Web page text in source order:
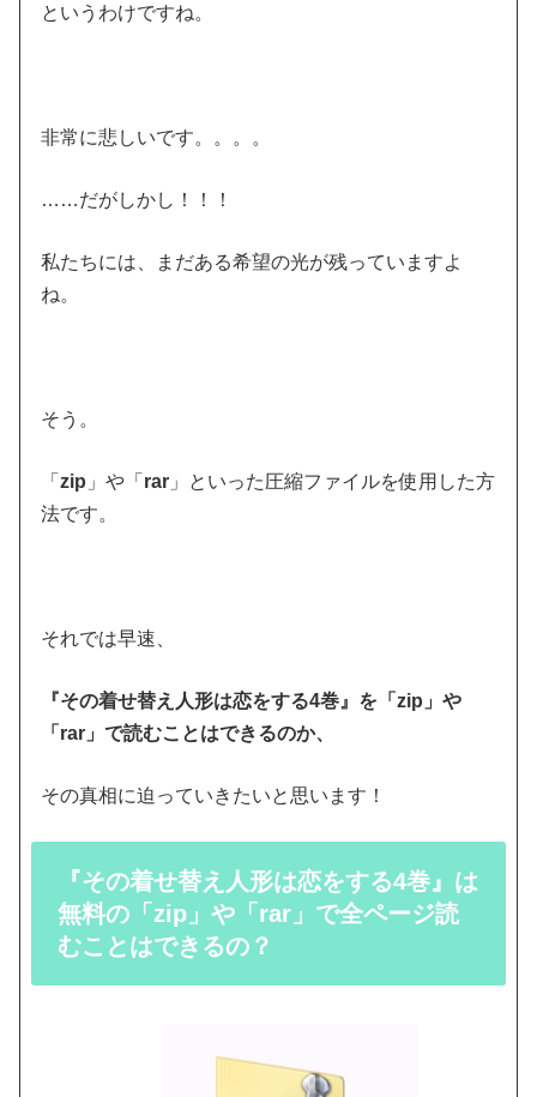
というわけですね。
非常に悲しいです。。。。
……だがしかし！！！
私たちには、まだある希望の光が残っていますよ
ね。
そう。
「zip 」や「 rar 」といった圧縮ファイルを使用した方
法です。
それでは早速、
『その着せ替え人形は恋をする4巻』を「zip」や
「rar」で読むことはできるのか、
その真相に迫っていきたいと思います！
『その着せ替え人形は恋をする4巻』は
無料の「zip」や「rar」で全ページ読
むことはできるの？